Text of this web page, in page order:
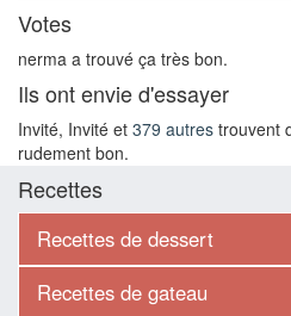
Votes
nerma a trouvé ça très bon.
Ils ont envie d'essayer
Invité, Invité et 379 autres trouvent
rudement bon.
Recettes
Recettes de dessert
Recettes de gateau